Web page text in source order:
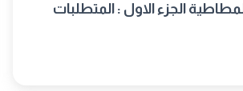
الجزء الاول : المتطلبات